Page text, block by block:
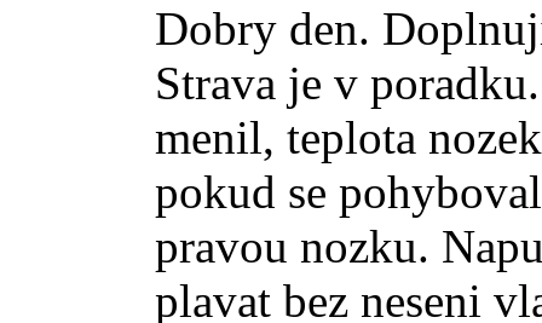
Dobry den.
Strava je v
menil, teplota
pokud se
pravou nozku.
plavat bez neseni